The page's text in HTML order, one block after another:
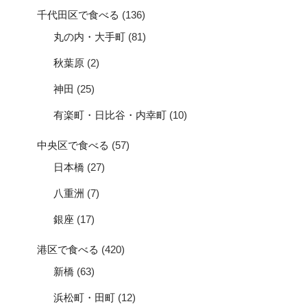
千代田区で食べる (136)
丸の内・大手町 (81)
秋葉原 (2)
神田 (25)
有楽町・日比谷・内幸町 (10)
中央区で食べる (57)
日本橋 (27)
八重洲 (7)
銀座 (17)
港区で食べる (420)
新橋 (63)
浜松町・田町 (12)